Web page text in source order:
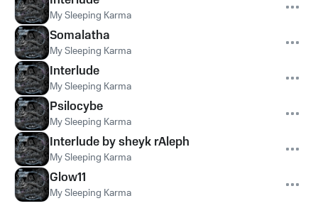
My Sleeping Karma
Somalatha
My Sleeping Karma
Interlude
My Sleeping Karma
Psilocybe
My Sleeping Karma
Interlude by sheyk rAleph
My Sleeping Karma
Glow11
My Sleeping Karma